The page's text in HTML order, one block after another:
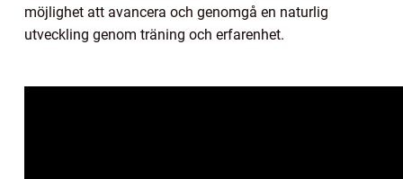
möjlighet att avancera och genomgå en naturlig
utveckling genom träning och erfarenhet.